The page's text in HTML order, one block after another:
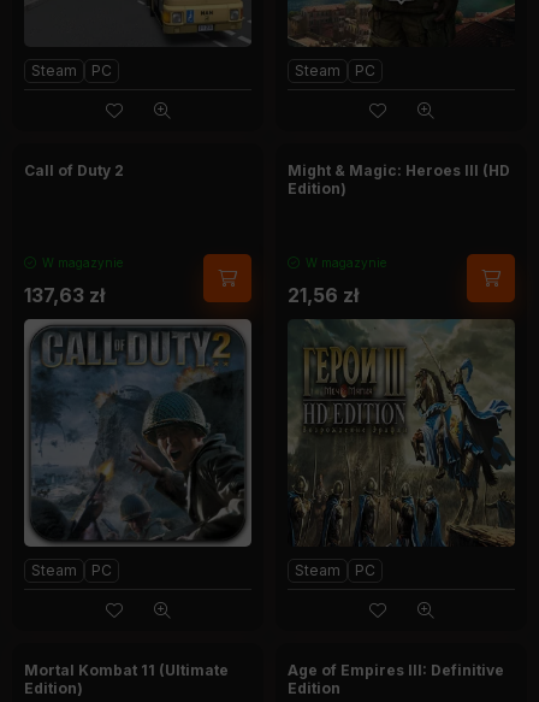
Steam PC Steam PC
Call of Duty 2
W magazynie
137,63 zł
Steam PC
Might & Magic: Heroes III (HD
Edition)
W magazynie
21,56 zł
Steam PC
Mortal Kombat 11 (Ultimate
Edition)
Age of Empires III: Definitive
Edition